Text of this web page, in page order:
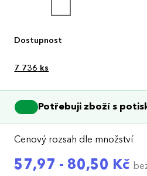
kempování i do domácnosti.
Odolná konstrukce:
běžnému opotřebení.
Praktické poutko:
zavěšení.
Možnost potisku:
předmět, který bude
Dostupnost
7 736 ks
Potřebuji zboží s
Cenový rozsah dle množství
57,97 - 80,50 Kč